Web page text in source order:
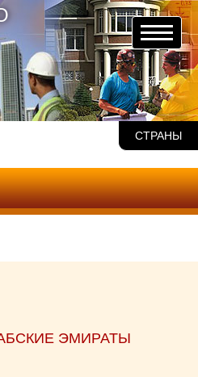
СТРАНЫ
ЭМИРАТЫ